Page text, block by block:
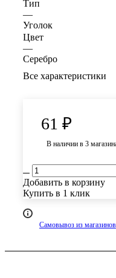
Тип
—
Уголок
Цвет
—
Серебро
Все характеристики
61 ₽
В наличии в 3
Добавить в корзину
Купить в 1 клик
Самовывоз из магазинов